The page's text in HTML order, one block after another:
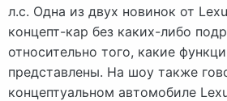
л.с. Одна из двух новинок от
концепт-кар без каких-либо
относительно того, какие
представлены. На шоу также
концептуальном автомобиле